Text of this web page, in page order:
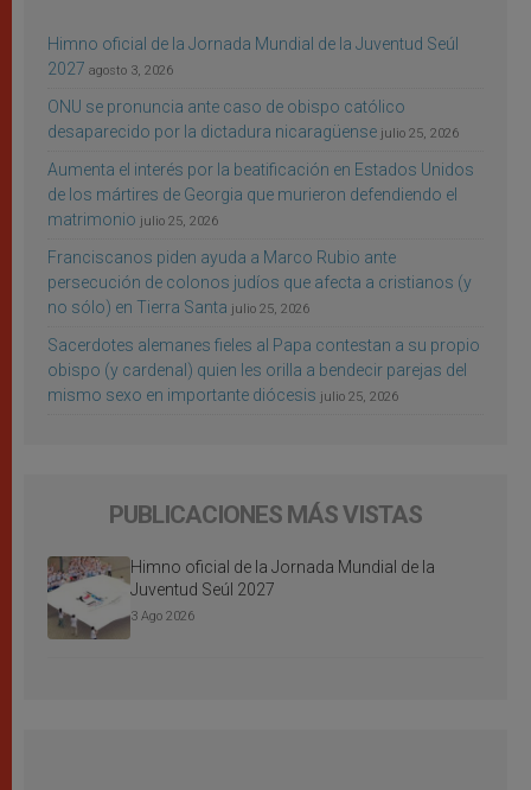
Himno oficial de la Jornada Mundial de la Juventud Seúl
2027 agosto 3, 2026
ONU se pronuncia ante caso de obispo católico
desaparecido por la dictadura nicaragüense julio 25, 2026
Aumenta el interés por la beatificación en Estados Unidos
de los mártires de Georgia que murieron defendiendo el
matrimonio julio 25, 2026
Franciscanos piden ayuda a Marco Rubio ante
persecución de colonos judíos que afecta a cristianos (y
no sólo) en Tierra Santa julio 25, 2026
Sacerdotes alemanes fieles al Papa contestan a su propio
obispo (y cardenal) quien les orilla a bendecir parejas del
mismo sexo en importante diócesis julio 25, 2026
PUBLICACIONES MÁS VISTAS
Himno oficial de la Jornada Mundial de la
Juventud Seúl 2027
3 Ago 2026